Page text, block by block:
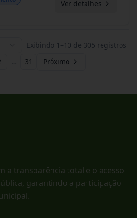
Ver detalhes
Exibindo 1 –10 de 305 registros
… 31 Próximo
a transparência total e o acesso
garantindo a participação